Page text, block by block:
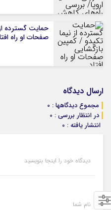
حمایت گسترده
صفحات او راه
ارسال دیدگاه
مجموع دیدگاهها : 0
در انتظار بررسی : 0
انتشار یافته : 0
دیدگاه خود را اینجا بنویسید
نام شما